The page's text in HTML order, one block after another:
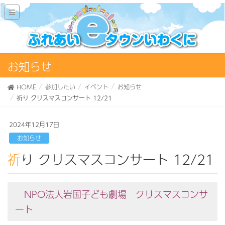
お知らせ
HOME 参加したい イベント
お知らせ
祈り クリスマスコンサート 12/21
2024年12月17日
お知らせ
祈り クリスマスコンサート 12/21
NPO法人岩国子ども劇場 クリスマスコンサ
ート